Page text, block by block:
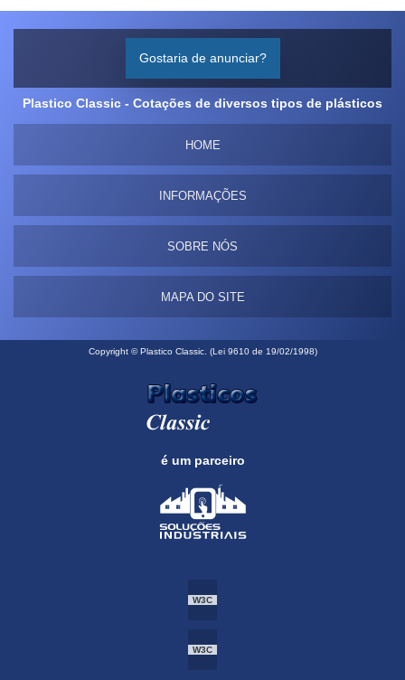
Gostaria de anunciar?
Plastico Classic - Cotações de diversos tipos de plásticos
HOME
INFORMAÇÕES
SOBRE NÓS
MAPA DO SITE
Copyright © Plastico Classic. (Lei 9610 de 19/02/1998)
é um parceiro
W3C
W3C